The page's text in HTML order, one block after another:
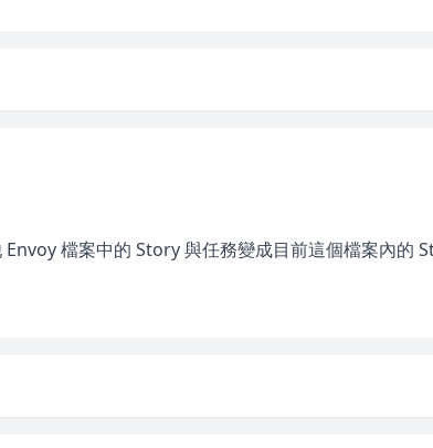
檔案中的 Story 與任務變成目前這個檔案內的